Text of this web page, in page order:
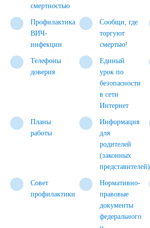
смертностью
Профилактика
ВИЧ-
инфекции
Сообщи, где
торгуют
смертью!
Телефоны
доверия
Единый
урок по
безопасности
в сети
Интернет
Планы
работы
Информация
для
родителей
(законных
представителей)
Совет
профилактики
Нормативно-
правовые
документы
федерального